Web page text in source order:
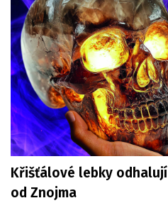
Křišťálové lebky
od Znojma